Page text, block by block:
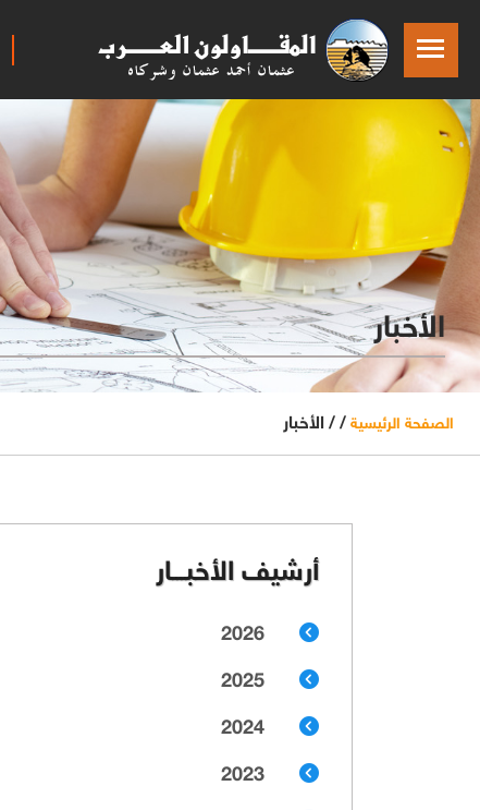
الأخبار
الصفحة الرئيسية / / الأخبار
أرشيف الأخبـــار
2026
2025
2024
2023